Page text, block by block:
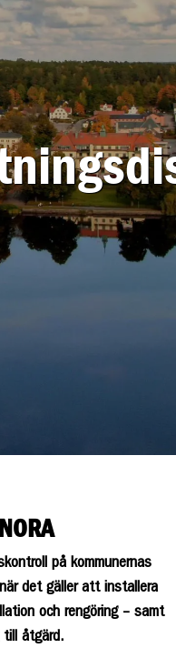
på kommunernas
det gäller att installera
och rengöring – samt
till åtgärd.